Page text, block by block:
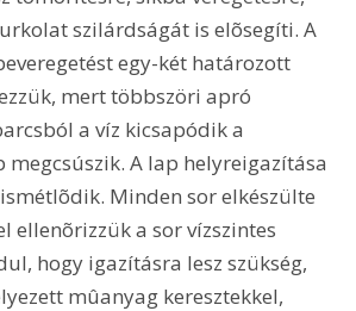
szilárdságát is elõsegíti. A
egy-két határozott
mert többszöri apró
a víz kicsapódik a
megcsúszik. A lap helyreigazítása
Minden sor elkészülte
ellenõrizzük a sor vízszintes
hogy igazításra lesz szükség,
mûanyag keresztekkel,